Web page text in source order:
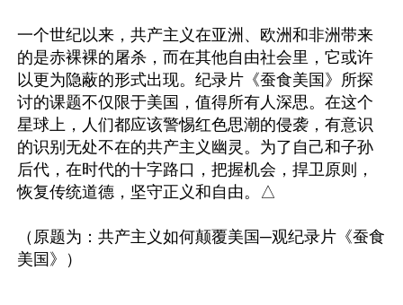
一个世纪以来，共产主义在亚洲、欧洲和非洲带来
的是赤裸裸的屠杀，而在其他自由社会里，它或许
以更为隐蔽的形式出现。纪录片《蚕食美国》所探
讨的课题不仅限于美国，值得所有人深思。在这个
星球上，人们都应该警惕红色思潮的侵袭，有意识
的识别无处不在的共产主义幽灵。为了自己和子孙
后代，在时代的十字路口，把握机会，捍卫原则，
恢复传统道德，坚守正义和自由。△
（原题为：共产主义如何颠覆美国─观纪录片《蚕食